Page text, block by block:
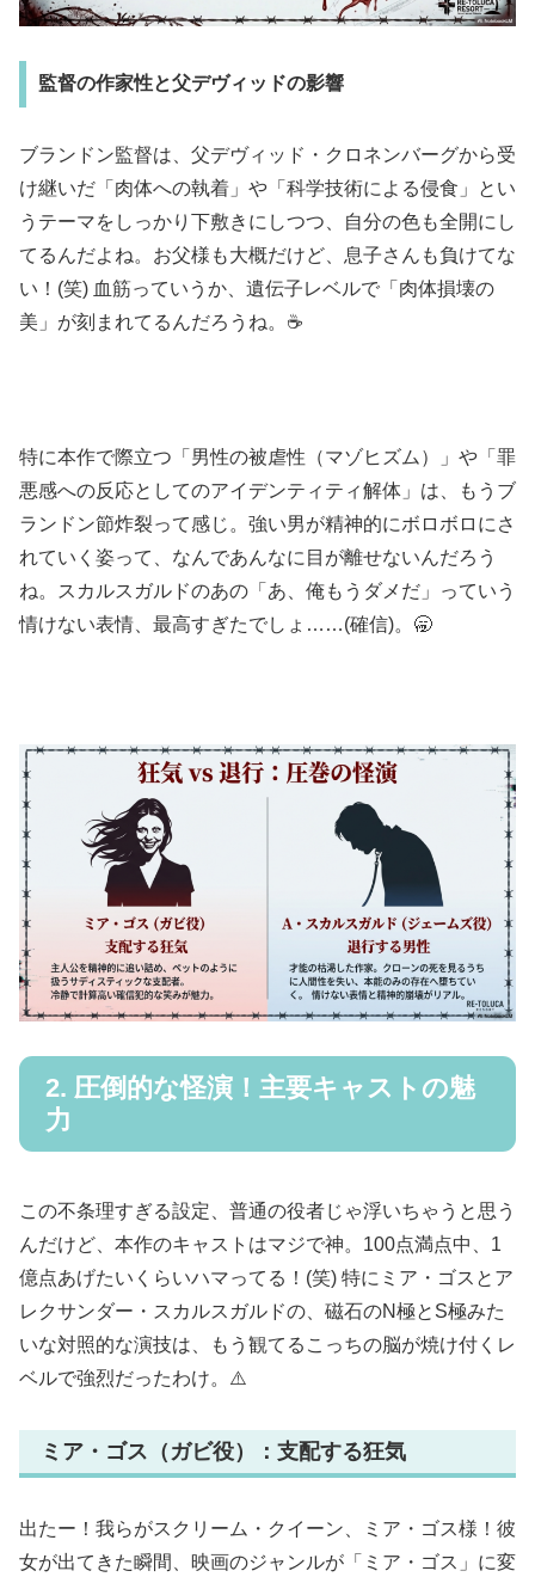
監督の作家性と父デヴィッドの影響
ブランドン監督は、父デヴィッド・クロネンバーグから受
け継いだ「肉体への執着」や「科学技術による侵食」とい
うテーマをしっかり下敷きにしつつ、自分の色も全開にし
てるんだよね。お父様も大概だけど、息子さんも負けてな
い！(笑) 血筋っていうか、遺伝子レベルで「肉体損壊の
美」が刻まれてるんだろうね。☕
特に本作で際立つ「男性の被虐性（マゾヒズム）」や「罪
悪感への反応としてのアイデンティティ解体」は、もうブ
ランドン節炸裂って感じ。強い男が精神的にボロボロにさ
れていく姿って、なんであんなに目が離せないんだろう
ね。スカルスガルドのあの「あ、俺もうダメだ」っていう
情けない表情、最高すぎたでしょ……(確信)。🥱
2. 圧倒的な怪演！主要キャストの魅
力
この不条理すぎる設定、普通の役者じゃ浮いちゃうと思う
んだけど、本作のキャストはマジで神。100点満点中、1
億点あげたいくらいハマってる！(笑) 特にミア・ゴスとア
レクサンダー・スカルスガルドの、磁石のN極とS極みた
いな対照的な演技は、もう観てるこっちの脳が焼け付くレ
ベルで強烈だったわけ。⚠️
ミア・ゴス（ガビ役）：支配する狂気
出たー！我らがスクリーム・クイーン、ミア・ゴス様！彼
女が出てきた瞬間、映画のジャンルが「ミア・ゴス」に変